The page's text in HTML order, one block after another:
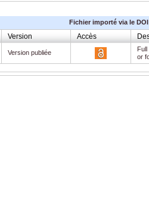
Fichier importé via le DOI
Version Accès
Version publiée
or